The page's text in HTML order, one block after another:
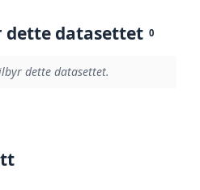
dette datasettet 0
dette datasettet.